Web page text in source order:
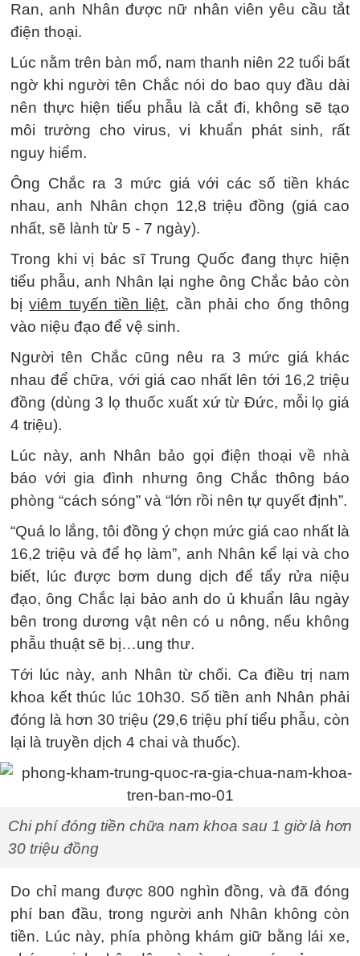
Ran, anh Nhân được nữ nhân viên yêu cầu tắt
điện thoại.
Lúc nằm trên bàn mổ, nam thanh niên 22 tuổi bất
ngờ khi người tên Chắc nói do bao quy đầu dài
nên thực hiện tiểu phẫu là cắt đi, không sẽ tạo
môi trường cho virus, vi khuẩn phát sinh, rất
nguy hiểm.
Ông Chắc ra 3 mức giá với các số tiền khác
nhau, anh Nhân chọn 12,8 triệu đồng (giá cao
nhất, sẽ lành từ 5 - 7 ngày).
Trong khi vị bác sĩ Trung Quốc đang thực hiện
tiểu phẫu, anh Nhân lại nghe ông Chắc bảo còn
bịviêm tuyến tiền liệt, cần phải cho ống thông
vào niệu đạo để vệ sinh.
Người tên Chắc cũng nêu ra 3 mức giá khác
nhau để chữa, với giá cao nhất lên tới 16,2 triệu
đồng (dùng 3 lọ thuốc xuất xứ từ Đức, mỗi lọ giá
4 triệu).
Lúc này, anh Nhân bảo gọi điện thoại về nhà
báo với gia đình nhưng ông Chắc thông báo
phòng “cách sóng” và “lớn rồi nên tự quyết định”.
“Quá lo lắng, tôi đồng ý chọn mức giá cao nhất là
16,2 triệu và để họ làm”, anh Nhân kể lại và cho
biết, lúc được bơm dung dịch để tẩy rửa niệu
đạo, ông Chắc lại bảo anh do ủ khuẩn lâu ngày
bên trong dương vật nên có u nông, nếu không
phẫu thuật sẽ bị…ung thư.
Tới lúc này, anh Nhân từ chối. Ca điều trị nam
khoa kết thúc lúc 10h30. Số tiền anh Nhân phải
đóng là hơn 30 triệu (29,6 triệu phí tiểu phẫu, còn
lại là truyền dịch 4 chai và thuốc).
Chi phí đóng tiền chữa nam khoa sau 1 giờ là hơn
30 triệu đồng
Do chỉ mang được 800 nghìn đồng, và đã đóng
phí ban đầu, trong người anh Nhân không còn
tiền. Lúc này, phía phòng khám giữ bằng lái xe,